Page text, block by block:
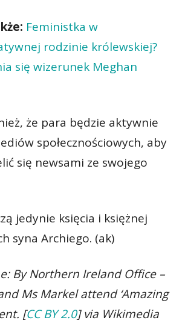
Feministka w
rodzinie królewskiej?
się wizerunek Meghan
że para będzie aktywnie
społecznościowych, aby
się newsami ze swojego
jedynie księcia i księżnej
syna Archiego. (ak)
By Northern Ireland Office –
Ms Markel attend ‘Amazing
[CC BY 2.0] via Wikimedia